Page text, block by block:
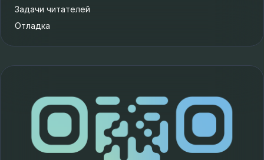
Задачи читателей
Отладка